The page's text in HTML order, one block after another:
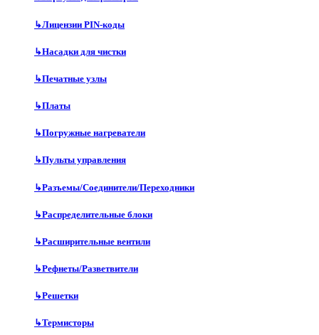
↳Лицензии PIN-коды
↳Насадки для чистки
↳Печатные узлы
↳Платы
↳Погружные нагреватели
↳Пульты управления
↳Разъемы/Соединители/Переходники
↳Распределительные блоки
↳Расширительные вентили
↳Рефнеты/Разветвители
↳Решетки
↳Термисторы